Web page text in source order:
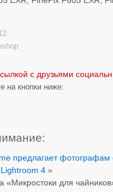
с друзьями
на кнопки ниже:
предлагает
4 »
«Микростоки для